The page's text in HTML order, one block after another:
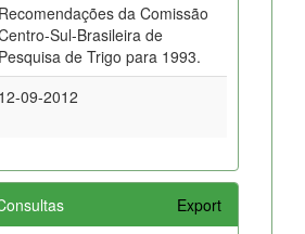
Recomendações da Comissão
Sul-Brasileira de
Pesquisa de Trigo para 1993.
12-09-2012
Export